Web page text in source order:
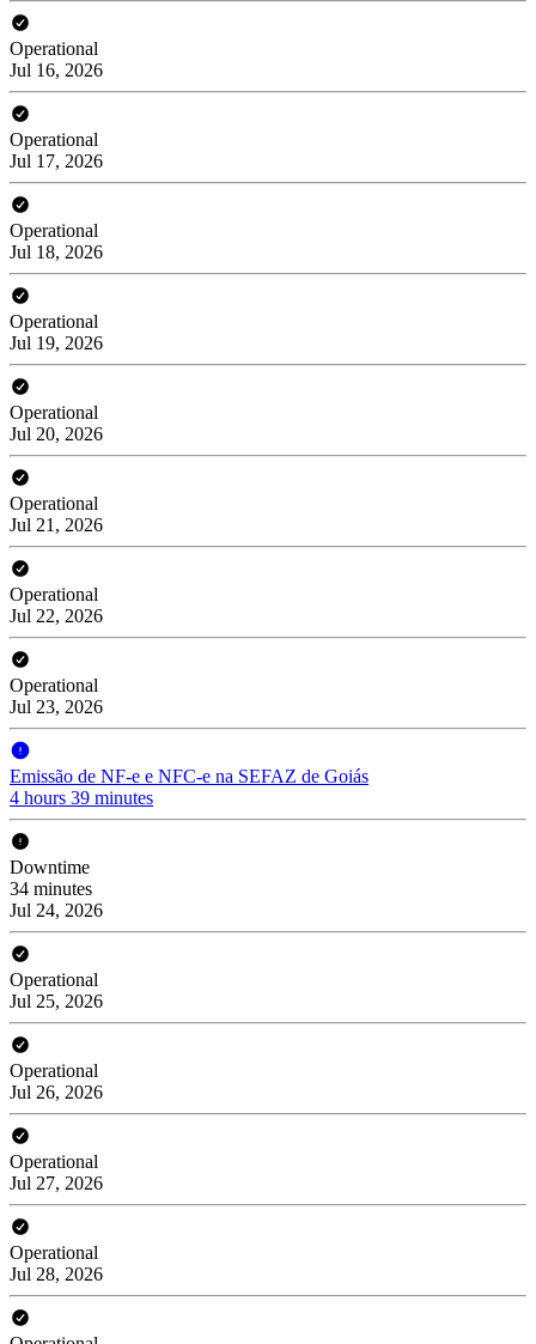
Operational
Jul 16, 2026
Operational
Jul 17, 2026
Operational
Jul 18, 2026
Operational
Jul 19, 2026
Operational
Jul 20, 2026
Operational
Jul 21, 2026
Operational
Jul 22, 2026
Operational
Jul 23, 2026
Emissão de NF-e e NFC-e na SEFAZ de Goiás
4 hours 39 minutes
Downtime
34 minutes
Jul 24, 2026
Operational
Jul 25, 2026
Operational
Jul 26, 2026
Operational
Jul 27, 2026
Operational
Jul 28, 2026